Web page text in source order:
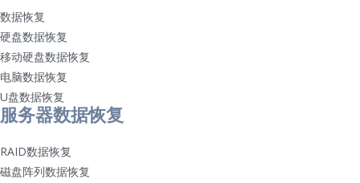
数据恢复
硬盘数据恢复
移动硬盘数据恢复
电脑数据恢复
U盘数据恢复
服务器数据恢复
RAID数据恢复
磁盘阵列数据恢复